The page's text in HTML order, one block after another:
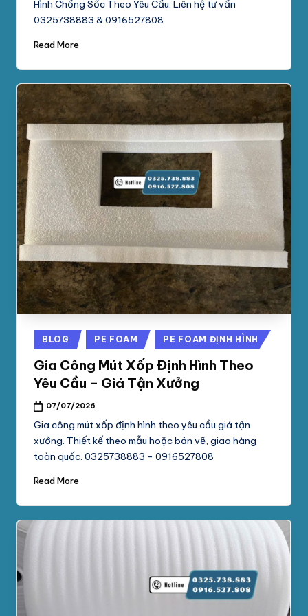
Hình Chống Sốc Theo Yêu Cầu. Liên hệ tư vấn
0325738883 & 0916527808
Read More
Posted
in
BLOG PE FOAM PE FOAM ĐỊNH HÌNH
Gia Công Mút Xốp Định Hình Theo
Yêu Cầu – Giá Tận Xưởng
07/07/2026
Gia công mút xốp định hình theo yêu cầu giá tận
xưởng. Thiết kế theo mẫu hoặc bản vẽ, giao hàng
toàn quốc. 0325738883 - 0916527808
Read More